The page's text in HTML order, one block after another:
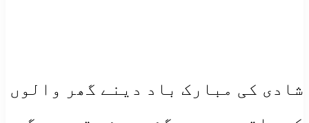
شادی کی مبارک باد دینے گھر والوں